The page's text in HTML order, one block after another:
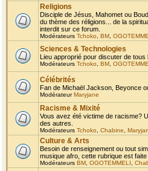
Religions
Disciple de Jésus, Mahomet ou
du thème des réligions... de la
interdit sur ce forum.
Modérateurs Tchoko BM
Sciences & Technologies
Lieu approprié pour discuter de
Modérateurs Tchoko BM
Célébrités
Fan de Michaël Jackson, Beyonce
ModérateurMaryjane
Racisme & Mixité
Vous avez été victime de racisme?
des autres.
Modérateurs Tchoko Chabine
Culture & Arts
Besoin de renseignement ou tout
musique afro, cette rubrique est faite
Modérateurs BM OGOTEMMELI